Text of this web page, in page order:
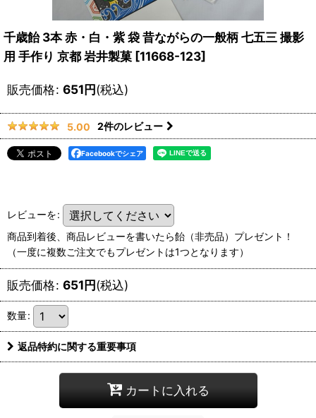
千歳飴 3本 赤・白・紫 袋 昔ながらの一般柄 七五三 撮影
用 手作り 京都 岩井製菓 [11668-123]
販売価格: 651円(税込)
5.00 2件のレビュー
Facebookでシェア
レビューを:
商品到着後、商品レビューを書いたら飴（非売品）プレゼント！
（一度に複数ご注文でもプレゼントは1つとなります）
販売価格: 651円(税込)
数量:
返品特約に関する重要事項
カートに入れる